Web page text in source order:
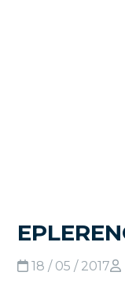
18 / 05 / 2017